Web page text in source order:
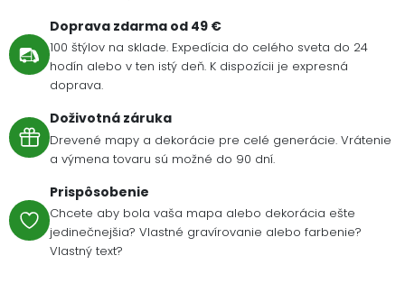
Doprava zdarma od 49 €
100 štýlov na sklade. Expedícia do celého sveta do 24
hodín alebo v ten istý deň. K dispozícii je expresná
doprava.
Doživotná záruka
Drevené mapy a dekorácie pre celé generácie. Vrátenie
a výmena tovaru sú možné do 90 dní.
Prispôsobenie
Chcete aby bola vaša mapa alebo dekorácia ešte
jedinečnejšia? Vlastné gravírovanie alebo farbenie?
Vlastný text?